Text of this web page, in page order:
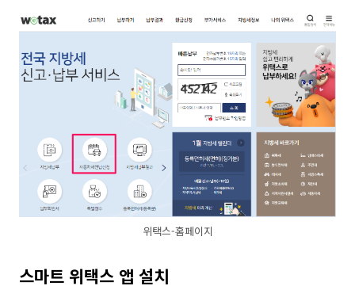
위택스-홈페이지
스마트 위택스 앱 설치